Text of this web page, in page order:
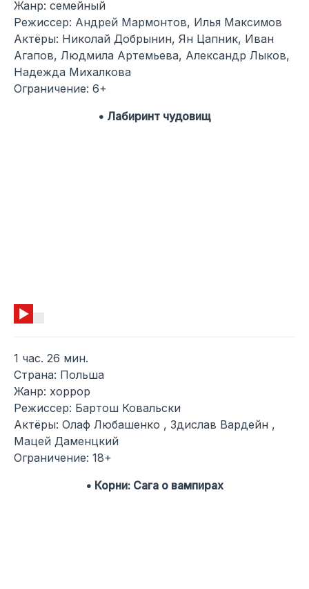
Жанр: семейный
Режиссер: Андрей Мармонтов, Илья Максимов
Актёры: Николай Добрынин, Ян Цапник, Иван
Агапов, Людмила Артемьева, Александр Лыков,
Надежда Михалкова
Ограничение: 6+
• Лабиринт чудовищ
1 час. 26 мин.
Страна: Польша
Жанр: хоррор
Режиссер: Бартош Ковальски
Актёры: Олаф Любашенко , Здислав Вардейн ,
Мацей Даменцкий
Ограничение: 18+
• Корни: Сага о вампирах